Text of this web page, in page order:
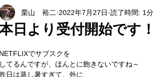
ワインについて
日より受付開始です！
栗山 裕二 2022年7月27日 読了時間: 1分
NETFLIXでサブスクを
してるんですが、ほんとに飽きないですね～
日は蒸し暑すぎて、外に